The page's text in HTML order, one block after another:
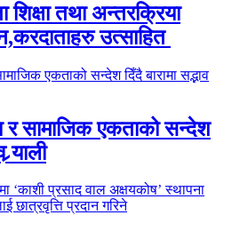
शिक्षा तथा अन्तरक्रिया
उत्साहित
र सामाजिक एकताको सन्देश
र्‍याली